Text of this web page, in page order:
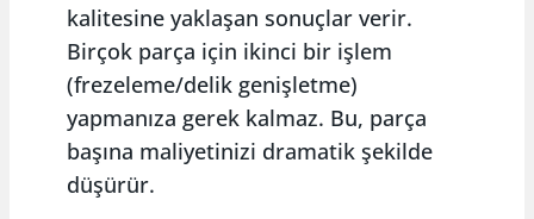
kalitesine yaklaşan sonuçlar verir.
Birçok parça için ikinci bir işlem
(frezeleme/delik genişletme)
yapmanıza gerek kalmaz. Bu, parça
başına maliyetinizi dramatik şekilde
düşürür.